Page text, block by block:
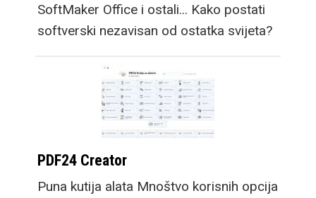
SoftMaker Office i ostali... Kako postati
softverski nezavisan od ostatka svijeta?
PDF24 Creator
Puna kutija alata Mnoštvo korisnih opcija